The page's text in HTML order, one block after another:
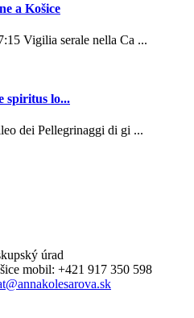
a Košice
Vigilia serale nella Ca ...
spiritus lo...
dei Pellegrinaggi di gi ...
úrad
mobil: +421 917 350 598